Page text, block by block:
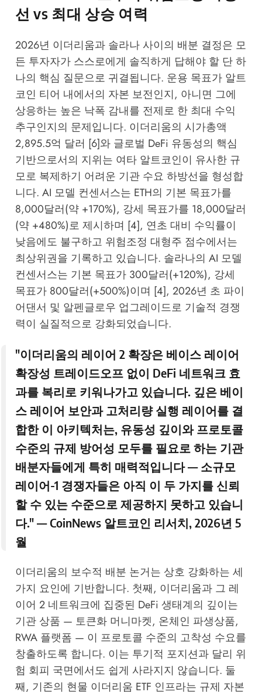
선 vs 최대 상승 여력
2026년 이더리움과 솔라나 사이의 배분 결정은 모
든 투자자가 스스로에게 솔직하게 답해야 할 단 하
나의 핵심 질문으로 귀결됩니다. 운용 목표가 알트
코인 티어 내에서의 자본 보전인지, 아니면 그에
상응하는 높은 낙폭 감내를 전제로 한 최대 수익
추구인지의 문제입니다. 이더리움의 시가총액
2,895.5억 달러 [6]와 글로벌 DeFi 유동성의 핵심
기반으로서의 지위는 여타 알트코인이 유사한 규
모로 복제하기 어려운 기관 수요 하방선을 형성합
니다. AI 모델 컨센서스는 ETH의 기본 목표가를
8,000달러(약 +170%), 강세 목표가를 18,000달러
(약 +480%)로 제시하며 [4], 연초 대비 수익률이
낮음에도 불구하고 위험조정 대형주 점수에서는
최상위권을 기록하고 있습니다. 솔라나의 AI 모델
컨센서스는 기본 목표가 300달러(+120%), 강세
목표가 800달러(+500%)이며 [4], 2026년 초 파이
어댄서 및 알펜글로우 업그레이드로 기술적 경쟁
력이 실질적으로 강화되었습니다.
"이더리움의 레이어 2 확장은 베이스 레이어
확장성 트레이드오프 없이 DeFi 네트워크 효
과를 복리로 키워나가고 있습니다. 깊은 베이
스 레이어 보안과 고처리량 실행 레이어를 결
합한 이 아키텍처는, 유동성 깊이와 프로토콜
수준의 규제 방어성 모두를 필요로 하는 기관
배분자들에게 특히 매력적입니다 — 소규모
레이어-1 경쟁자들은 아직 이 두 가지를 신뢰
할 수 있는 수준으로 제공하지 못하고 있습니
다." —CoinNews 알트코인 리서치, 2026년 5
월
이더리움의 보수적 배분 논거는 상호 강화하는 세
가지 요인에 기반합니다. 첫째, 이더리움과 그 레
이어 2 네트워크에 집중된 DeFi 생태계의 깊이는
기관 상품 — 토큰화 머니마켓, 온체인 파생상품,
RWA 플랫폼 — 이 프로토콜 수준의 고착성 수요를
창출하도록 합니다. 이는 투기적 포지션과 달리 위
험 회피 국면에서도 쉽게 사라지지 않습니다. 둘
째, 기존의 현물 이더리움 ETF 인프라는 규제 자본